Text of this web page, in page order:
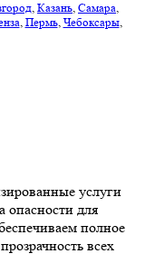
, Казань, Самара,
, Пермь, Чебоксары,
услуги
опасности для
полное
всех